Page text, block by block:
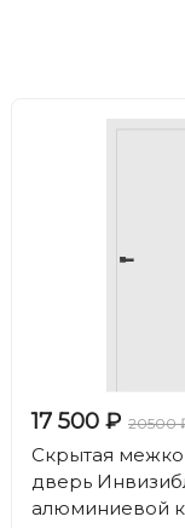
17 500 ₽ 20500
Скрытая
дверь
алюминиевой